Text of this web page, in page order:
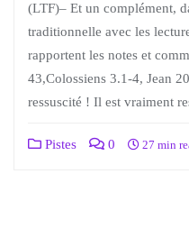
(LTF)– Et un complément,
traditionnelle avec les
rapportent les notes et
43,Colossiens 3.1-4, Jean
ressuscité ! Il est vraiment
Pistes 0 27 min